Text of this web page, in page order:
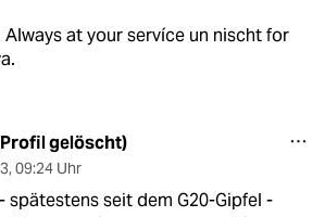
Always at your servíce un nischt for
gelöscht)
, 09:24 Uhr
spätestens seit dem G20-Gipfel -